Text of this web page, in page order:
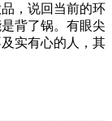
，说回当前的环
背了锅。有眼尖
实有心的人，其